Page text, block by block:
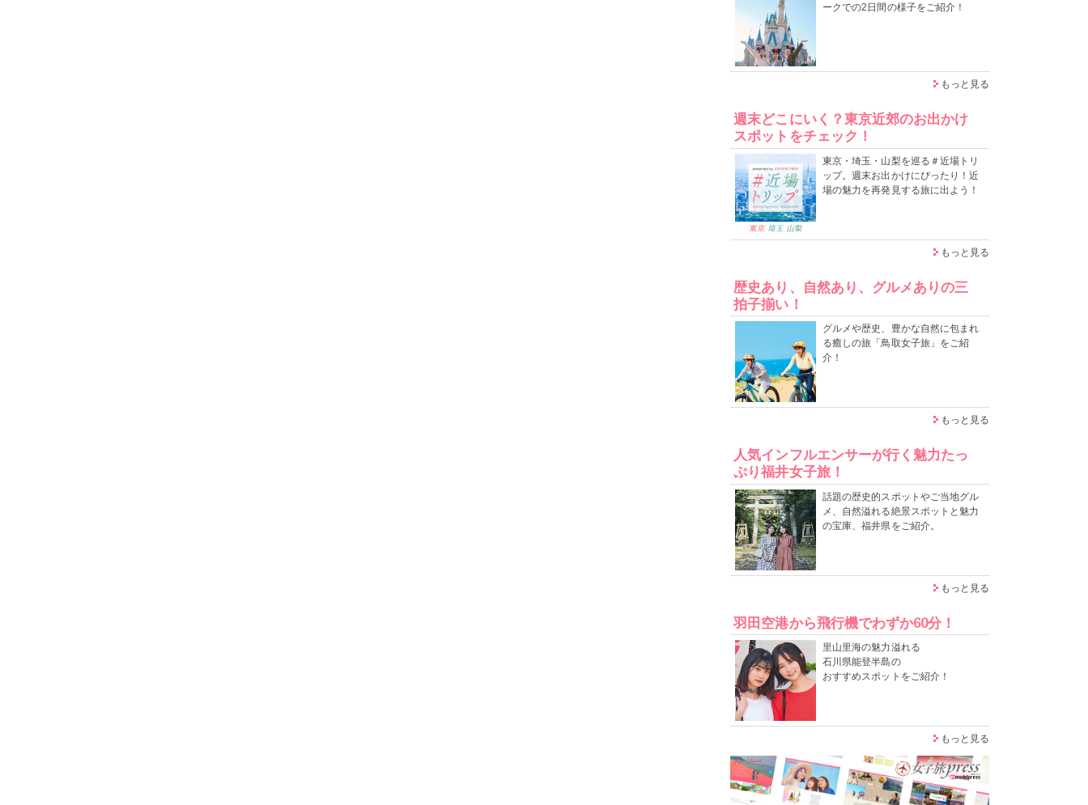
ークでの2日間の様子をご紹介！
もっと見る
週末どこにいく？東京近郊のお出かけ
スポットをチェック！
東京・埼玉・山梨を巡る＃近場トリ
ップ。週末お出かけにぴったり！近
場の魅力を再発見する旅に出よう！
もっと見る
歴史あり、自然あり、グルメありの三
拍子揃い！
グルメや歴史、豊かな自然に包まれ
る癒しの旅「鳥取女子旅」をご紹
介！
もっと見る
人気インフルエンサーが行く魅力たっ
ぷり福井女子旅！
話題の歴史的スポットやご当地グル
メ、自然溢れる絶景スポットと魅力
の宝庫、福井県をご紹介。
もっと見る
羽田空港から飛行機でわずか60分！
里山里海の魅力溢れる
石川県能登半島の
おすすめスポットをご紹介！
もっと見る